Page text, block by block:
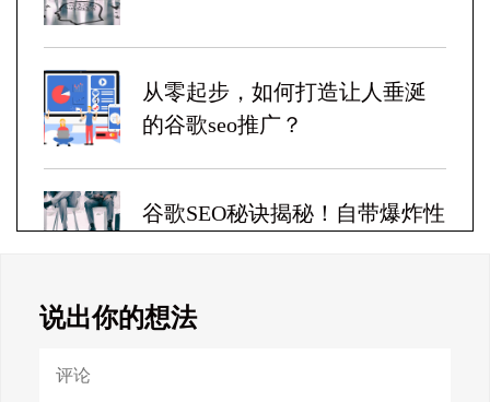
从零起步，如何打造让人垂涎
的谷歌seo推广？
谷歌SEO秘诀揭秘！自带爆炸性
Google SEO终极秘籍，一夜跻
说出你的想法